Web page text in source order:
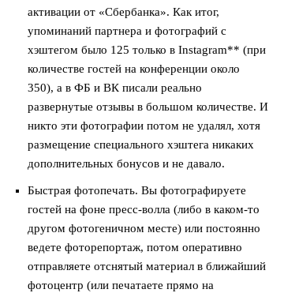
активации от «Сбербанка». Как итог,
упоминаний партнера и фотографий с
хэштегом было 125 только в Instagram** (при
количестве гостей на конференции около
350), а в ФБ и ВК писали реально
развернутые отзывы в большом количестве. И
никто эти фотографии потом не удалял, хотя
размещение специального хэштега никаких
дополнительных бонусов и не давало.
Быстрая фотопечать. Вы фотографируете
гостей на фоне пресс-волла (либо в каком-то
другом фотогеничном месте) или постоянно
ведете фоторепортаж, потом оперативно
отправляете отснятый материал в ближайший
фотоцентр (или печатаете прямо на